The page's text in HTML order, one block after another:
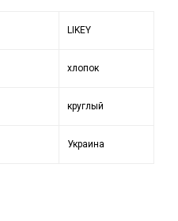
LIKEY
хлопок
круглый
Украина